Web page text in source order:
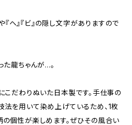
や『ヘ』『ビ』の隠し文字がありますので
た龍ちゃんが…。
こだわりぬいた日本製です。手仕事の
を用いて染め上げているため、1枚
個性が楽しめます。ぜひその風合い